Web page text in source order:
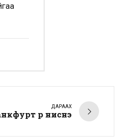
ДАРААХ
рүү ниснэ